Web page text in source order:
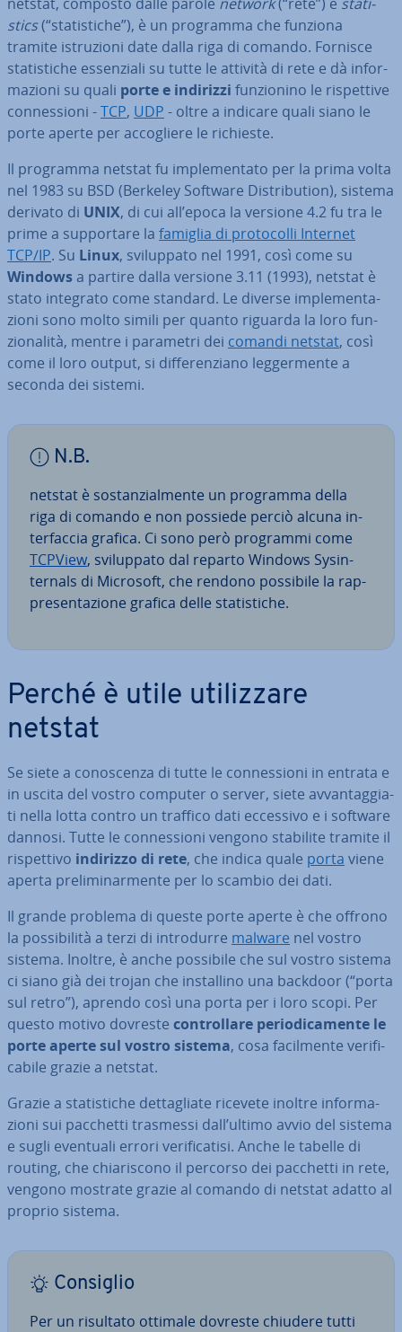
stics(“sta­ti­sti­che”), è un programma che funziona
tramite istru­zio­ni date dalla riga di comando. Fornisce
sta­ti­sti­che es­sen­zia­li su tutte le attività di rete e dà in­for­
ma­zio­ni su quali porte e indirizzi fun­zio­ni­no le ri­spet­ti­ve
con­nes­sio­ni -TCP, UDP - oltre a indicare quali siano le
porte aperte per ac­co­glie­re le richieste.
Il programma netstat fu im­ple­men­ta­to per la prima volta
nel 1983 su BSD (Berkeley Software Di­stri­bu­tion), sistema
derivato di UNIX, di cui all’epoca la versione 4.2 fu tra le
prime a sup­por­ta­re la famiglia di pro­to­col­li Internet
TCP/IP. Su Linux, svi­lup­pa­to nel 1991, così come su
Windowsa partire dalla versione 3.11 (1993), netstat è
stato integrato come standard. Le diverse im­ple­men­ta­
zio­ni sono molto simili per quanto riguarda la loro fun­
zio­na­li­tà, mentre i parametri dei comandi netstat, così
come il loro output, si dif­fe­ren­zia­no leg­ger­men­te a
seconda dei sistemi.
N.B.
netstat è so­stan­zial­men­te un programma della
riga di comando e non possiede perciò alcuna in­
ter­fac­cia grafica. Ci sono però programmi come
TCPView, svi­lup­pa­to dal reparto Windows Sy­sin­
ter­nals di Microsoft, che rendono possibile la rap­
pre­sen­ta­zio­ne grafica delle sta­ti­sti­che.
Perché è utile uti­liz­za­re
netstat
Se siete a co­no­scen­za di tutte le con­nes­sio­ni in entrata e
in uscita del vostro computer o server, siete av­van­tag­gia­
ti nella lotta contro un traffico dati eccessivo e i software
dannosi. Tutte le con­nes­sio­ni vengono stabilite tramite il
ri­spet­ti­vo indirizzo di rete, che indica quale porta viene
aperta pre­li­mi­nar­men­te per lo scambio dei dati.
Il grande problema di queste porte aperte è che offrono
la pos­si­bi­li­tà a terzi di in­tro­dur­re malware nel vostro
sistema. Inoltre, è anche possibile che sul vostro sistema
ci siano già dei trojan che in­stal­li­no una backdoor (“porta
sul retro”), aprendo così una porta per i loro scopi. Per
questo motivo dovreste con­trol­la­re pe­rio­di­ca­men­te le
porte aperte sul vostro sistema, cosa fa­cil­men­te ve­ri­fi­
ca­bi­le grazie a netstat.
Grazie a sta­ti­sti­che det­ta­glia­te ricevete inoltre in­for­ma­
zio­ni sui pacchetti trasmessi dall’ultimo avvio del sistema
e sugli eventuali errori ve­ri­fi­ca­ti­si. Anche le tabelle di
routing, che chia­ri­sco­no il percorso dei pacchetti in rete,
vengono mostrate grazie al comando di netstat adatto al
proprio sistema.
Consiglio
Per un risultato ottimale dovreste chiudere tutti